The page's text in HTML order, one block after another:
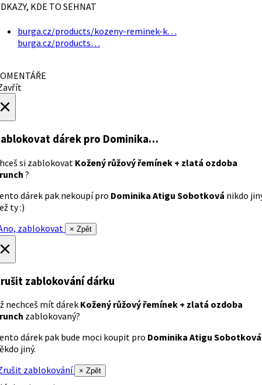
KDE TO SEHNAT
burga.cz/products/kozeny-reminek-k…
burga.cz/products…
dárek pro Dominika…
si zablokovat Kožený růžový řemínek + zlatá ozdoba
?
dárek pak nekoupí pro Dominika Atigu Sobotková nikdo
ty :)
zablokovat
× Zpět
zablokování dárku
nechceš mít dárek Kožený růžový řemínek + zlatá ozdoba
zablokovaný?
dárek pak bude moci koupit pro Dominika Atigu Sobotková
jiný.
zablokování
× Zpět